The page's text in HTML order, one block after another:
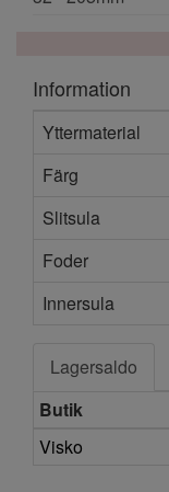
Information
Yttermaterial
Färg
Slitsula
Foder
Innersula
Lagersaldo
Butik
Visko